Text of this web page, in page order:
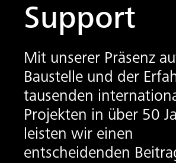
Support
Mit unserer Präsenz
Baustelle und der
tausenden
Projekten in über 50
leisten wir einen
entscheidenden